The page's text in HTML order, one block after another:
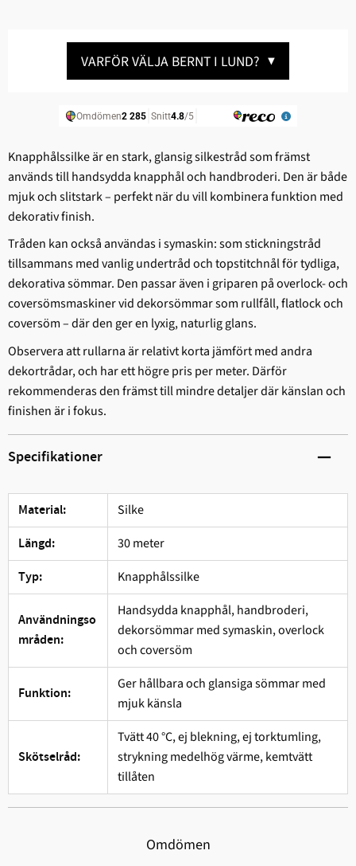
VARFÖR VÄLJA BERNT I LUND? ▼
Knapphålssilke är en stark, glansig silkestråd som främst
används till handsydda knapphål och handbroderi. Den är både
mjuk och slitstark – perfekt när du vill kombinera funktion med
dekorativ finish.
Tråden kan också användas i symaskin: som stickningstråd
tillsammans med vanlig undertråd och topstitchnål för tydliga,
dekorativa sömmar. Den passar även i griparen på overlock- och
coversömsmaskiner vid dekorsömmar som rullfåll, flatlock och
coversöm – där den ger en lyxig, naturlig glans.
Observera att rullarna är relativt korta jämfört med andra
dekortrådar, och har ett högre pris per meter. Därför
rekommenderas den främst till mindre detaljer där känslan och
finishen är i fokus.
Specifikationer
Material: Silke
Längd: 30 meter
Typ: Knapphålssilke
Användningso
mråden:
Handsydda knapphål, handbroderi,
dekorsömmar med symaskin, overlock
och coversöm
Funktion:
Ger hållbara och glansiga sömmar med
mjuk känsla
Skötselråd:
Tvätt 40 °C, ej blekning, ej torktumling,
strykning medelhög värme, kemtvätt
tillåten
Omdömen